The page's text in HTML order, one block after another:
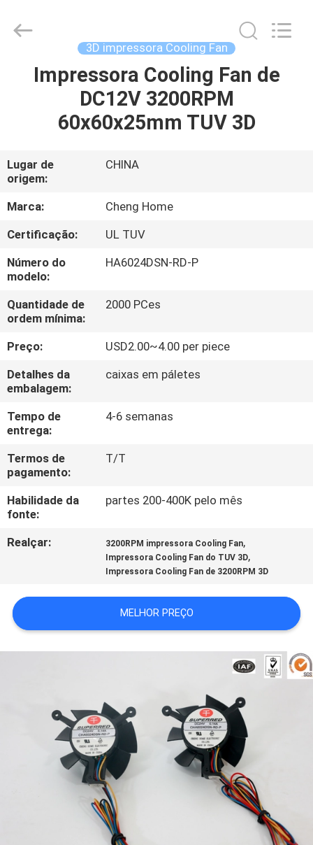
CASA
PRODUTOS
SHOW
DE
RV
SOBRE
NÓS
EXCURSÃO
DA
FÁBRICA
CONTROLE
DA
QUALIDADE
CONTACTE-
NOS
PEÇA
UMAS
MAPA
Home
Electronics
3D impressora Cooling Fan
Impressora Cooling Fan de
DC12V 3200RPM
60x60x25mm TUV 3D
Lugar de
origem:
CHINA
Marca:
Cheng Home
Certificação:
UL TUV
Número do
modelo:
HA6024DSN-RD-P
Quantidade de
ordem mínima:
2000 PCes
Preço:
USD2.00~4.00 per piece
Detalhes da
embalagem:
caixas em páletes
Tempo de
entrega:
4-6 semanas
Termos de
pagamento:
T/T
Habilidade da
fonte:
partes 200-400K pelo mês
Realçar: 3200RPM impressora Cooling Fan,
Impressora Cooling Fan do TUV 3D,
Impressora Cooling Fan de 3200RPM 3D
MELHOR PREÇO